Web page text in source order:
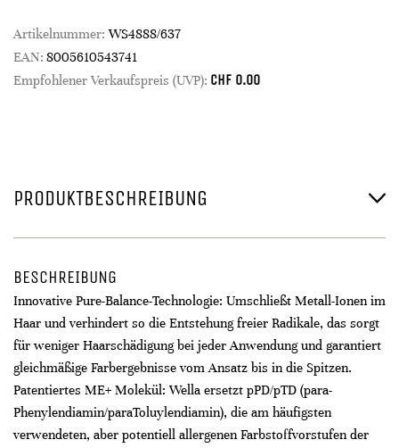
Artikelnummer: WS4888/637
EAN: 8005610543741
Empfohlener Verkaufspreis (UVP): CHF 0.00
PRODUKTBESCHREIBUNG
BESCHREIBUNG
Innovative Pure-Balance-Technologie: Umschließt Metall-Ionen im
Haar und verhindert so die Entstehung freier Radikale, das sorgt
für weniger Haarschädigung bei jeder Anwendung und garantiert
gleichmäßige Farbergebnisse vom Ansatz bis in die Spitzen.
Patentiertes ME+ Molekül: Wella ersetzt pPD/pTD (para-
Phenylendiamin/paraToluylendiamin), die am häufigsten
verwendeten, aber potentiell allergenen Farbstoffvorstufen der